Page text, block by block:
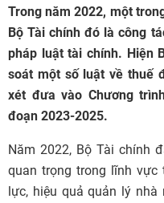
Trong năm 2022, một
Bộ Tài chính đó là công
pháp luật tài chính. Hiện
soát một số luật về thuế
xét đưa vào Chương
đoạn 2023-2025.
Năm 2022, Bộ Tài chính
quan trọng trong lĩnh vực
lực, hiệu quả quản lý